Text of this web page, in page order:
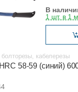
В
1 шт. в 1
кабелерезы
58-59 (синий)